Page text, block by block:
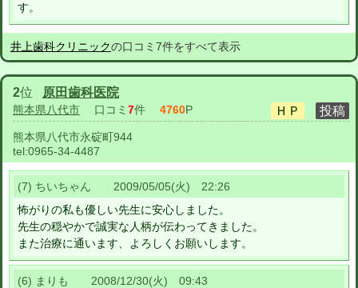
す。
井上歯科クリニックの口コミ7件をすべて表示
2位 原田歯科医院
熊本県八代市 口コミ 7件 4760P
熊本県八代市永碇町944
tel:0965-34-4487
(7) ちいちゃん 2009/05/05(火) 22:26
怖がりの私も優しい先生に安心しました。
先生の穏やかで誠実な人柄が伝わってきました。
また治療に通います、よろしくお願いします。
(6) まりも 2008/12/30(火) 09:43